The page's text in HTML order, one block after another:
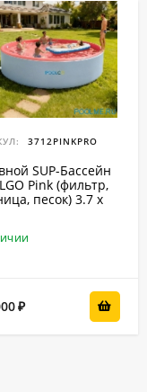
3712PINKPRO
SUP-Бассейн
Pink (фильтр,
песок) 3.7 x
₽